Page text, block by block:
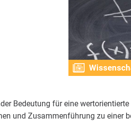
Bedeutung für eine
und Zusammenführung zu einer